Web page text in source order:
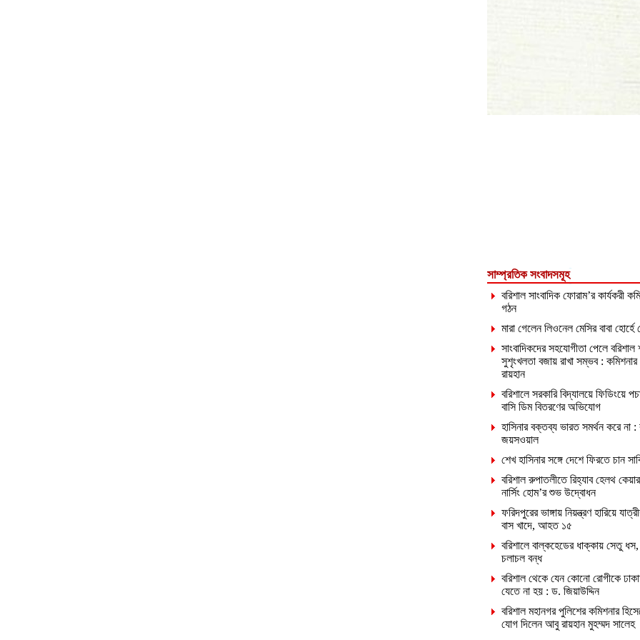
সাম্প্রতিক সংবাদসমূহ
বরিশাল সাংবাদিক ফোরাম’র কার্যকরী
গঠন
মারা গেলেন লিওনেল মেসির বাবা হোর্হে
সাংবাদিকদের সহযোগীতা পেলে বরিশাল
সুশৃংখলতা বজায় রাখা সম্ভব :
রায়হান
বরিশালে সরকারি বিদ্যালয়ে ফিডিংয়ে
বাসি ডিম বিতরণের অভিযোগ
হাসিনার বক্তব্য ভারত সমর্থন করে না :
জয়সওয়াল
শেখ হাসিনার সঙ্গে দেশে ফিরতে চান
বরিশাল রুপাতলীতে রিহ্যাব হেলথ
নার্সিং হোম’র শুভ উদ্বোধন
ফরিদপুরের ভাঙ্গায় নিয়ন্ত্রণ হারিয়ে
বাস খাদে, আহত ১৫
বরিশালে বাল্কহেডের ধাক্কায় সেতু ধস,
চলাচল বন্ধ
বরিশাল থেকে যেন কোনো রোগীকে
যেতে না হয় : ড. জিয়াউদ্দিন
বরিশাল মহানগর পুলিশের কমিশনার
যোগ দিলেন আবু রায়হান মুহম্মদ সালেহ